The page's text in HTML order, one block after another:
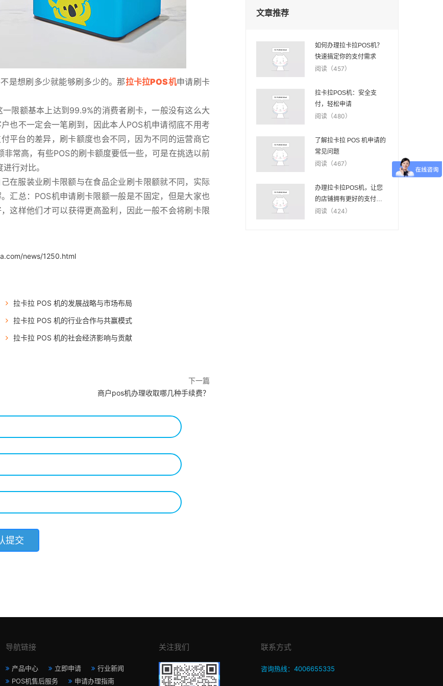
是想刷多少就能够刷多少的。那拉卡拉POS机申请刷卡
限额基本上达到99.9%的消费者刷卡，一般没有这么大
也不一定会一笔刷到，因此本人POS机申请彻底不用考
平台的差异，刷卡额度也会不同，因为不同的运营商它
常高，有些POS的刷卡额度要低一些，可是在挑选以前
行对比。
在服装业刷卡限额与在食品企业刷卡限额就不同，实际
汇总：POS机申请刷卡限额一般是不固定，但是大家也
这样他们才可以获得更高盈利，因此一般不会将刷卡限
news/1250.html
拉卡拉 POS 机的发展战略与市场布局
拉卡拉 POS 机的行业合作与共赢模式
拉卡拉 POS 机的社会经济影响与贡献
下一篇
商户pos机办理收取哪几种手续费？
文章推荐
如何办理拉卡拉POS机？
快速搞定你的支付需求
阅读（457）
拉卡拉POS机：安全支
付，轻松申请
阅读（480）
了解拉卡拉 POS 机申请的
常见问题
阅读（467）
办理拉卡拉POS机，让您
的店铺拥有更好的支付体
验
阅读（424）
导航链接
产品中心 立即申请
行业新闻
POS机售后服务
申请办理指南
关注我们 联系方式
咨询热线：4006655335